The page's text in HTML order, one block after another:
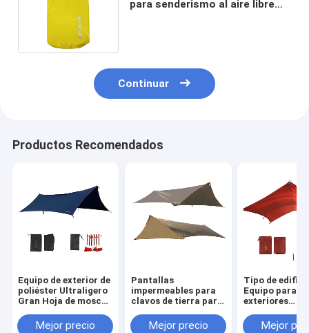
para senderismo al aire libre
Continuar
Productos Recomendados
Equipo de exterior de
poliéster Ultraligero
Gran Hoja de mosca
Mejor precio
Pantallas
impermeables para
clavos de tierra para
logotipoMejor precio
Tipo de
Equipo para
exteriores
basada en la
Mejor